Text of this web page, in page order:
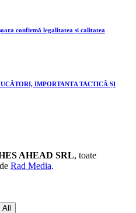
confirmă legalitatea și calitatea
IMPORTANȚA TACTICĂ ȘI
AHEAD SRL, toate
Rad Media.
All